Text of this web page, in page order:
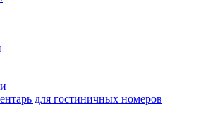
для гостиничных номеров